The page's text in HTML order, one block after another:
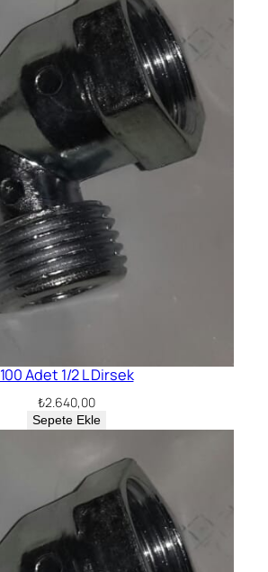
100 Adet 1/2 L Dirsek
₺2.640,00
Sepete Ekle